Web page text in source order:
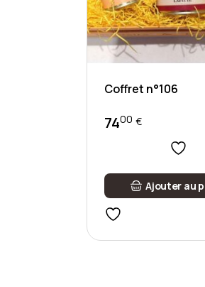
Coffret n°106
7400 €
Ajouter au